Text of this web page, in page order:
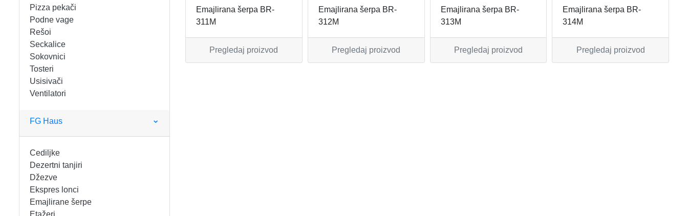
GREJALICE
INDUKCIONE PLOČE
KUHINJSKE VAGE
KUVALA
MAŠINE ZA MLEVENJE MESA
MIKROTALASNE
MIKSERI
KERAMIČKE ŠERPE
KERAMIČKE TEPSIJE I KALUPI
KORPE ZA HLEB
KUHINJSKA POMAGALA
KUHINJSKE POSUDE
MOPOVI
NOŽEVI
Pizza pekači
Podne vage
Rešoi
Seckalice
Sokovnici
Tosteri
Usisivači
Ventilatori
FG Haus
Cediljke
Dezertni tanjiri
Džezve
Ekspres lonci
Emajlirane šerpe
Etažeri
Emajlirana šerpa BR-
311M
Pregledaj proizvod
Emajlirana šerpa BR-
312M
Pregledaj proizvod
Emajlirana šerpa BR-
313M
Pregledaj proizvod
Emajlirana šerpa BR-
314M
Pregledaj proizvod